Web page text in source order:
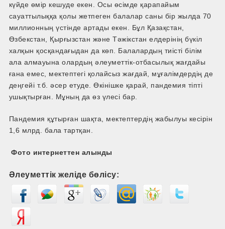
күйде өмір кешуде екен. Осы өсімде қарапайым
сауаттылыққа қолы жетпеген балалар саны бір жылда 70
миллионның үстінде артады екен. Бұл Қазақстан,
Өзбекстан, Қырғызстан және Тәжікстан елдерінің бүкіл
халқын қосқандағыдан да көп. Балалардың тиісті білім
ала алмауына олардың әлеуметтік-отбасылық жағдайы
ғана емес, мектептегі қолайсыз жағдай, мұғалімдердің де
деңгейі т.б. әсер етуде. Өкінішке қарай, пандемия тіпті
ушықтырған. Мұның да өз үлесі бар.
Пандемия құтырған шақта, мектептердің жабылуы кесірін
1,6 млрд. бала тартқан.
Фото интернеттен алынды
Әлеуметтік желіде бөлісу: